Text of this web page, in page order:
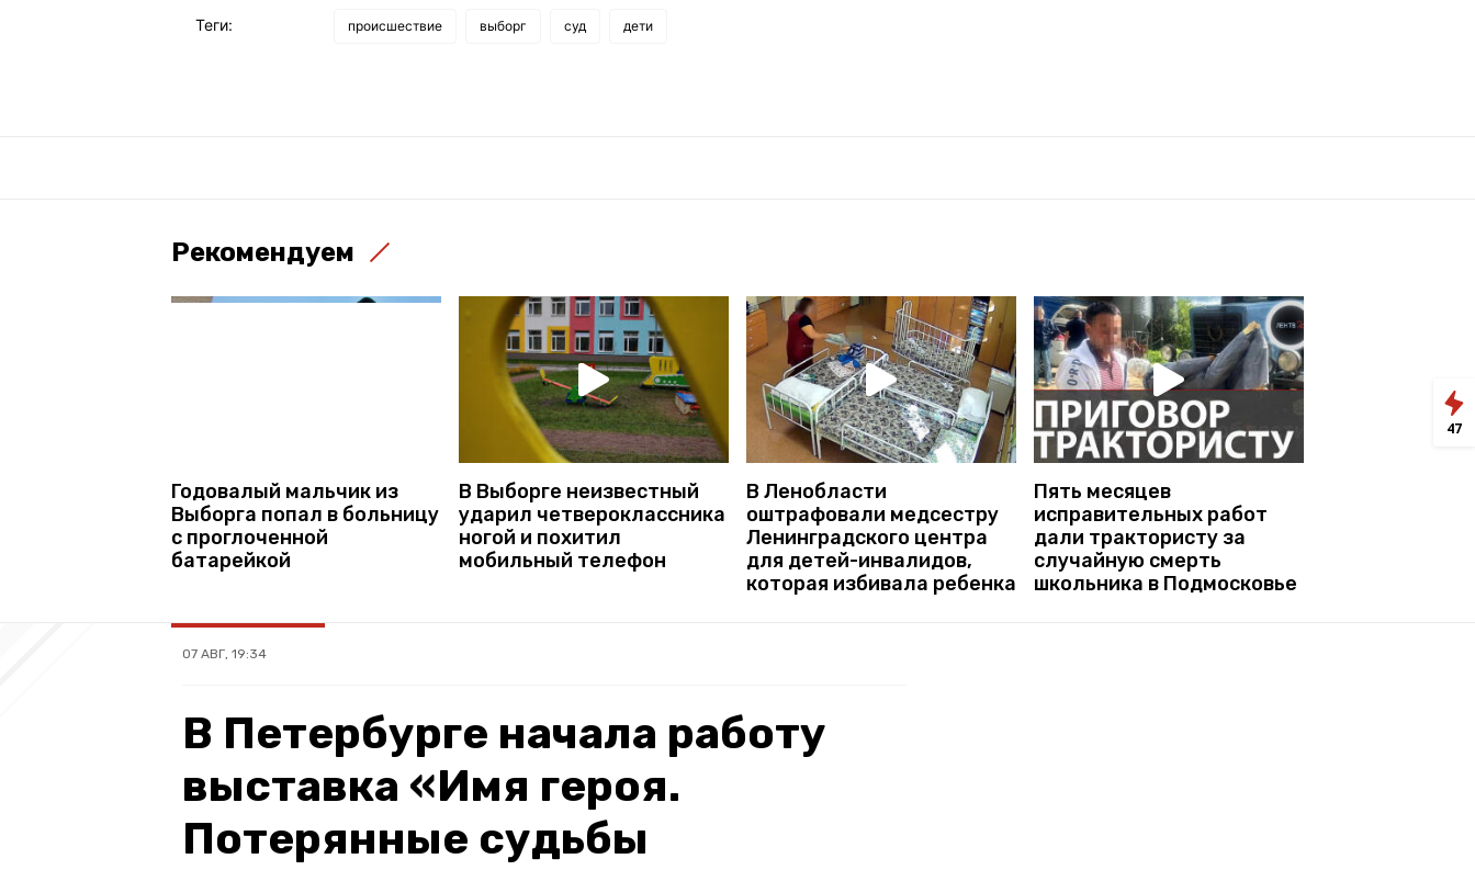
Теги: происшествие выборг суд дети
Рекомендуем
Годовалый мальчик из
Выборга попал в больницу
с проглоченной
батарейкой
В Выборге неизвестный
ударил четвероклассника
ногой и похитил
мобильный телефон
В Ленобласти
оштрафовали медсестру
Ленинградского центра
для детей-инвалидов,
которая избивала ребенка
Пять месяцев
исправительных работ
дали трактористу за
случайную смерть
школьника в Подмосковье
07 АВГ, 19:34
В Петербурге начала работу
выставка «Имя героя.
Потерянные судьбы
47